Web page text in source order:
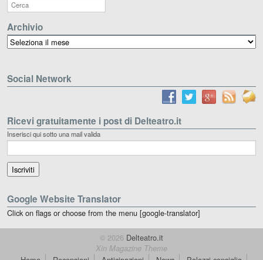
Archivio
Archivio
Social Network
Ricevi gratuitamente i post di Delteatro.it
Inserisci qui sotto una mail valida
Google Website Translator
Click on flags or choose from the menu [google-translator]
© 2026 Delteatro.it
Xin Magazine Theme